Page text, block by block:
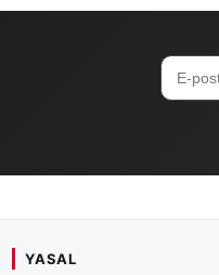
YASAL